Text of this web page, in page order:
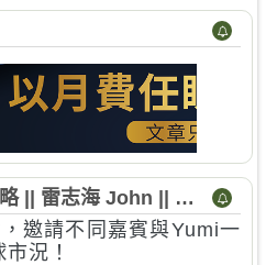
|| 雷志海 John || 譚
07邀請不同嘉賓與Yumi一
況！